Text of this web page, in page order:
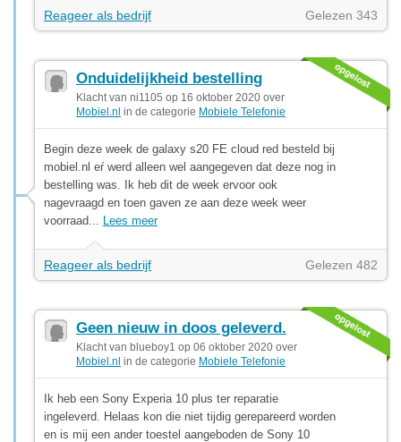
Reageer als bedrijf Gelezen 343
Onduidelijkheid bestelling
Klacht van ni1105 op 16 oktober 2020 over
Mobiel.nl in de categorie Mobiele Telefonie
Begin deze week de galaxy s20 FE cloud red besteld bij
mobiel.nl eŕ werd alleen wel aangegeven dat deze nog in
bestelling was. Ik heb dit de week ervoor ook
nagevraagd en toen gaven ze aan deze week weer
voorraad... Lees meer
Reageer als bedrijf Gelezen 482
Geen nieuw in doos geleverd.
Klacht van blueboy1 op 06 oktober 2020 over
Mobiel.nl in de categorie Mobiele Telefonie
Ik heb een Sony Experia 10 plus ter reparatie
ingeleverd. Helaas kon die niet tijdig gerepareerd worden
en is mij een ander toestel aangeboden de Sony 10